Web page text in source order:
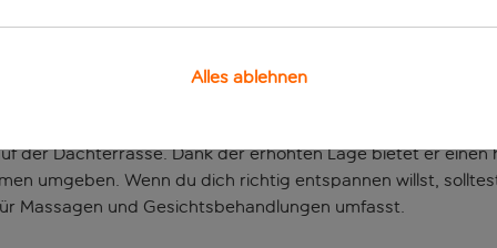
Boutique-Stil
Lage. Von diesem modernen Hochhaus im Herzen von
Altstadt leicht erreichen.
der Dachterrasse. Dank der erhöhten Lage bietet er
umgeben. Wenn du dich richtig entspannen willst,
Massagen und Gesichtsbehandlungen umfasst.
Alles ablehnen